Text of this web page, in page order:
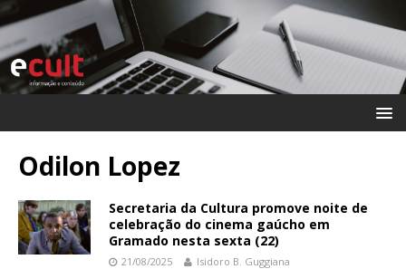
Odilon Lopez
Secretaria da Cultura promove noite de
celebração do cinema gaúcho em
Gramado nesta sexta (22)
21/08/2025 Isidoro B. Guggiana